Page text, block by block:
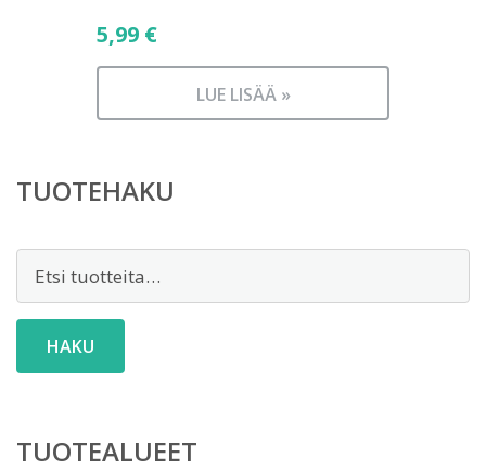
5,99 €
LUE LISÄÄ »
TUOTEHAKU
HAKU
TUOTEALUEET